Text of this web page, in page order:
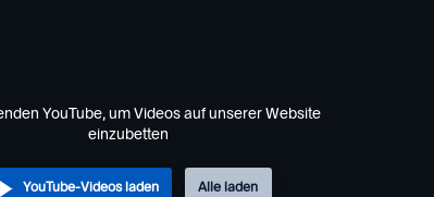
YouTube, um Videos auf unserer Website
einzubetten
YouTube-Videos laden Alle laden